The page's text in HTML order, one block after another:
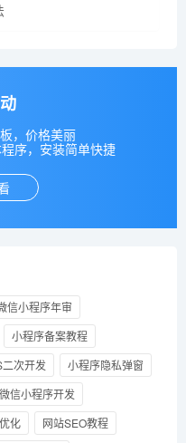
，价格美丽
序，安装简单快捷
信小程序年审
小程序备案教程
次开发
小程序隐私弹窗
微信小程序开发
化
网站SEO教程